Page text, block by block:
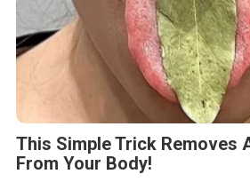
This Simple Trick Removes